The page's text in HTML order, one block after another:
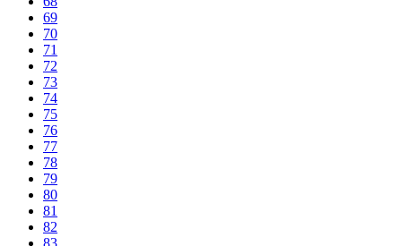
69
70
71
72
73
74
75
76
77
78
79
80
81
82
83